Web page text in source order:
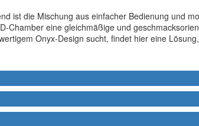
ist die Mischung aus einfacher Bedienung und
Chamber eine gleichmäßige und
Onyx-Design sucht, findet hier eine